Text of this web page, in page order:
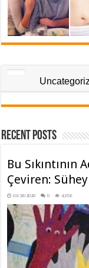
Recent Posts
Bu Sıkıntının
Çeviren:
03/26/2020 0 4,056